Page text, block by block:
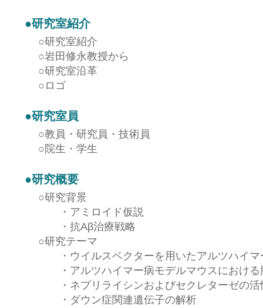
●研究室紹介
○研究室紹介
○岩田修永教授から
○研究室沿革
○ ロゴ
●研究室員
○教員・研究員・技術員
○ 院生・学生
●研究概要
○研究背景
・ アミロイド仮説
・ 抗Aβ治療戦略
○研究テーマ
・ ウイルスベクターを用いたアルツハイ
・ アルツハイマー病モデルマウスにおけ
・ ネプリライシンおよびセクレターゼの
・ ダウン症関連遺伝子の解析